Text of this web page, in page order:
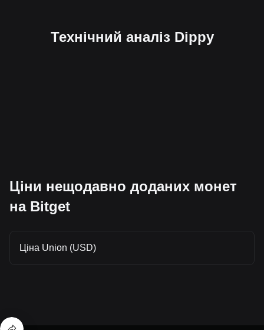
Технічний аналіз Dippy
Ціни нещодавно доданих монет
на Bitget
Ціна Union (USD)